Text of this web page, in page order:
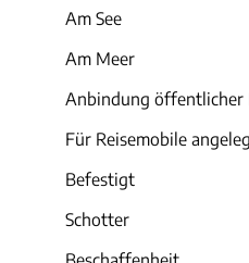
Am See
Am Meer
Anbindung öffentlicher
Für Reisemobile
Befestigt
Schotter